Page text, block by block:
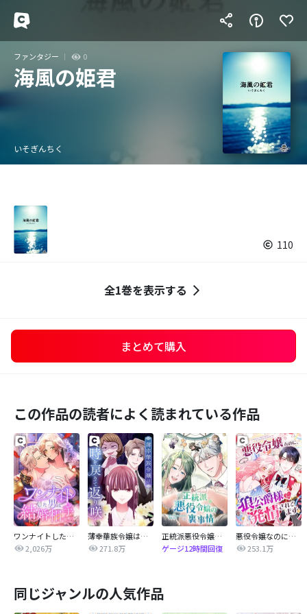
ファンタジー 0
海風の姫君
いそぎんちく
110
全1巻を表示する
まとめて購入
この作品の読者によく読まれている作品
ワンナイトした男は結婚相手でした
2,026万
薄幸華族令嬢は時を戻りて返り咲く
271.8万
正統派悪役令嬢の裏事情
ゲージ12時間回復
悪役令嬢なのに、狼公爵様に発情されてます
253.1万
同じジャンルの人気作品